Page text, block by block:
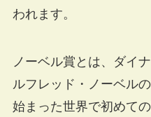
われます。
ノーベル賞とは、ダイ
ルフレッド・ノーベル
始まった世界で初めて